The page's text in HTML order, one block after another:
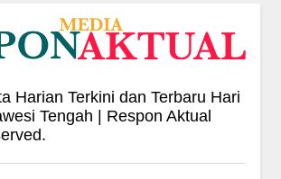
Harian Terkini dan Terbaru Hari
Tengah | Respon Aktual